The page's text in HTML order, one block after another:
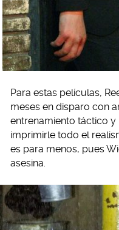
Para estas películas,
meses en disparo con
entrenamiento táctico
imprimirle todo el
es para menos, pues
asesina.